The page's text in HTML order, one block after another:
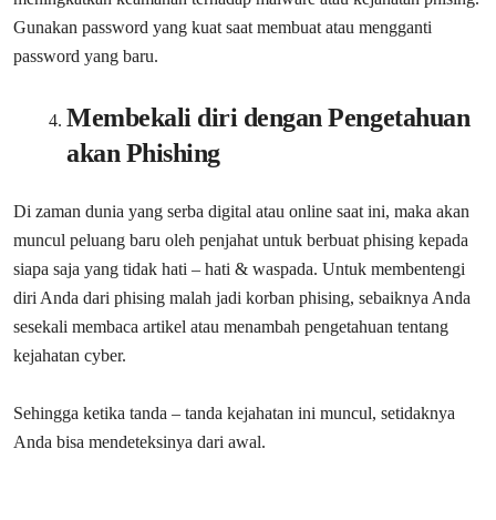
Gunakan password yang kuat saat membuat atau mengganti
password yang baru.
Membekali diri dengan Pengetahuan
akan Phishing
Di zaman dunia yang serba digital atau online saat ini, maka akan
muncul peluang baru oleh penjahat untuk berbuat phising kepada
siapa saja yang tidak hati – hati & waspada. Untuk membentengi
diri Anda dari phising malah jadi korban phising, sebaiknya Anda
sesekali membaca artikel atau menambah pengetahuan tentang
kejahatan cyber.
Sehingga ketika tanda – tanda kejahatan ini muncul, setidaknya
Anda bisa mendeteksinya dari awal.